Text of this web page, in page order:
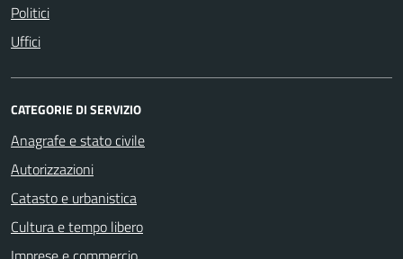
Politici
Uffici
CATEGORIE DI SERVIZIO
Anagrafe e stato civile
Autorizzazioni
Catasto e urbanistica
Cultura e tempo libero